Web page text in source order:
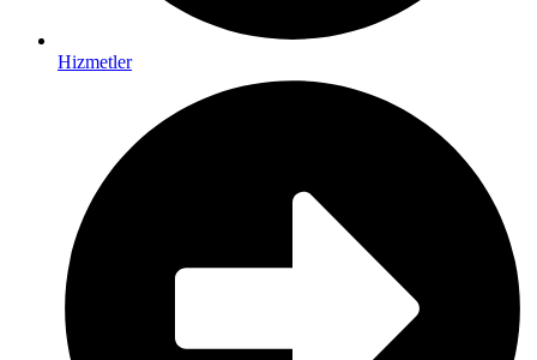
Hizmetler